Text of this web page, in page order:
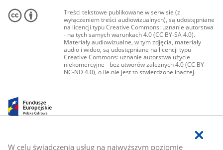
W celu świadczenia usług na najwyższym poziomie
Treści tekstowe publikowane w serwisie (z
wyłączeniem treści audiowizualnych), są udostępniane
na licencji typu Creative Commons: uznanie autorstwa
- na tych samych warunkach 4.0 (CC BY-SA 4.0).
Materiały audiowizualne, w tym zdjęcia, materiały
audio i wideo, są udostępniane na licencji typu
Creative Commons: uznanie autorstwa użycie
niekomercyjne - bez utworów zależnych 4.0 (CC BY-
NC-ND 4.0), o ile nie jest to stwierdzone inaczej.